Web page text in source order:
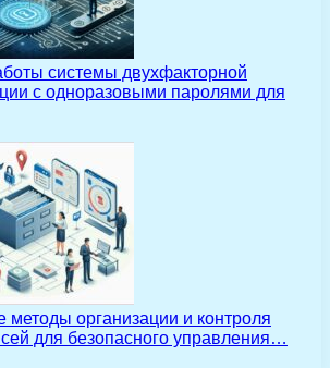
системы двухфакторной
с одноразовыми паролями для
методы организации и контроля
для безопасного управления…